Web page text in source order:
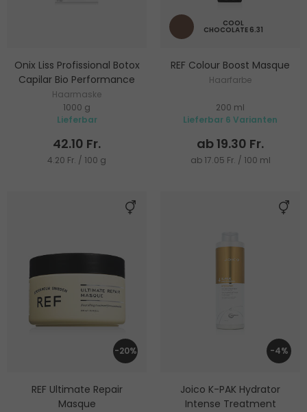
Onix Liss Profissional Botox
Capilar Bio Performance
Haarmaske
1000 g
Lieferbar
42.10 Fr.
4.20 Fr. / 100 g
COOL
CHOCOLATE 6.31
REF Colour Boost Masque
Haarfarbe
200 ml
Lieferbar 6 Varianten
ab 19.30 Fr.
ab 17.05 Fr. / 100 ml
-20%
REF Ultimate Repair
Masque
-4%
Joico K-PAK Hydrator
Intense Treatment